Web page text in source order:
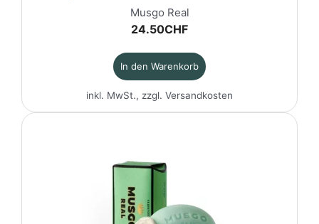
Musgo Real
24.50CHF
In den Warenkorb
inkl. MwSt., zzgl. Versandkosten